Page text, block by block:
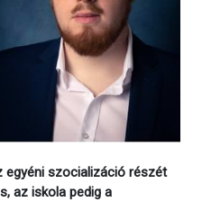
egyéni szocializáció részét
az iskola pedig a